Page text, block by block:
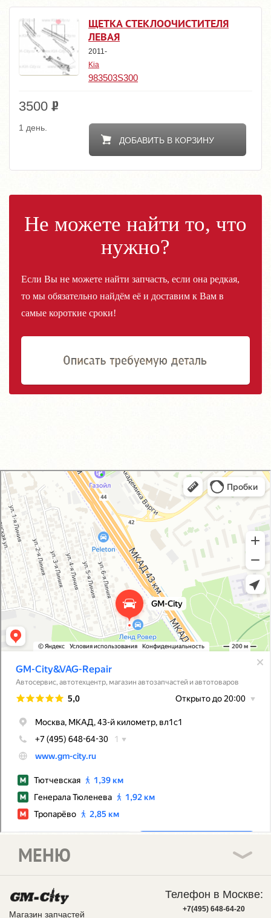
ЩЕТКА СТЕКЛООЧИСТИТЕЛЯ
ЛЕВАЯ
2011-
Kia
983503S300
3500
ДОБАВИТЬ В КОРЗИНУ
1 день.
Не можете найти то, что
нужно?
Если Вы не можете найти запчасть, если она редкая,
то мы обязательно найдём её и доставим к Вам в
самые короткие сроки!
GM-City&VAG-Repair
Автосервис, автотехцентр в Москве
Магазин автозапчастей и автотоваров в Москве
Магазин запчастей
МЕНЮ
Телефон в Москве:
+7(495) 648-64-20